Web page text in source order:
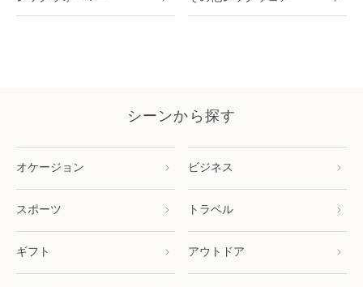
シーンから探す
オケージョン ビジネス
スポーツ トラベル
ギフト アウトドア